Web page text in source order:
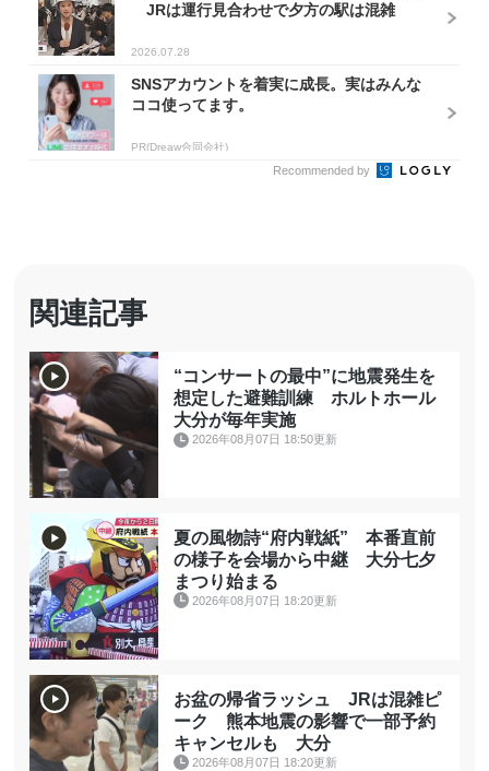
JRは運行見合わせで夕方の駅は混雑
2026.07.28
SNSアカウントを着実に成長。実はみんな
ココ使ってます。
PR(Dreaw合同会社)
Recommended by
関連記事
“コンサートの最中”に地震発生を
想定した避難訓練 ホルトホール
大分が毎年実施
2026年08月07日 18:50更新
夏の風物詩“府内戦紙” 本番直前
の様子を会場から中継 大分七夕
まつり始まる
2026年08月07日 18:20更新
お盆の帰省ラッシュ JRは混雑ピ
ーク 熊本地震の影響で一部予約
キャンセルも 大分
2026年08月07日 18:20更新